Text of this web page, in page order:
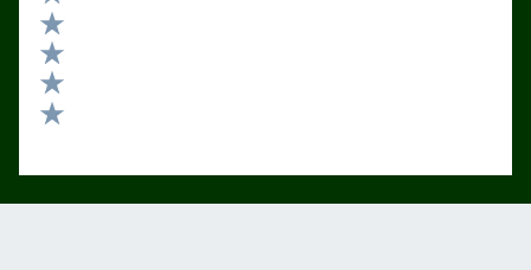
Valuta 5 stelle su 5
Valuta 4 stelle su 5
Valuta 3 stelle su 5
Valuta 2 stelle su 5